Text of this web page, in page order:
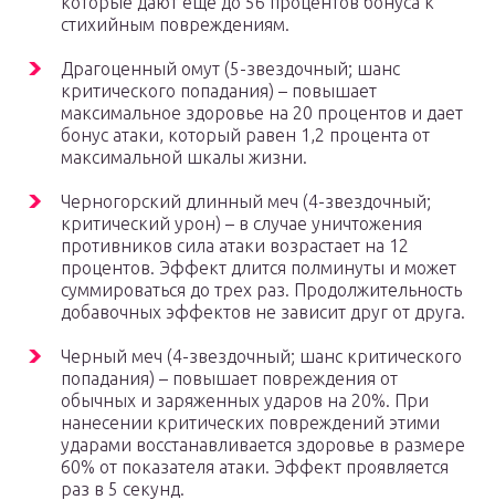
стихийным повреждениям.
Драгоценный омут (5-звездочный; шанс
критического попадания) – повышает
максимальное здоровье на 20 процентов и дает
бонус атаки, который равен 1,2 процента от
максимальной шкалы жизни.
Черногорский длинный меч (4-звездочный;
критический урон) – в случае уничтожения
противников сила атаки возрастает на 12
процентов. Эффект длится полминуты и может
суммироваться до трех раз. Продолжительность
добавочных эффектов не зависит друг от друга.
Черный меч (4-звездочный; шанс критического
попадания) – повышает повреждения от
обычных и заряженных ударов на 20%. При
нанесении критических повреждений этими
ударами восстанавливается здоровье в размере
60% от показателя атаки. Эффект проявляется
раз в 5 секунд.